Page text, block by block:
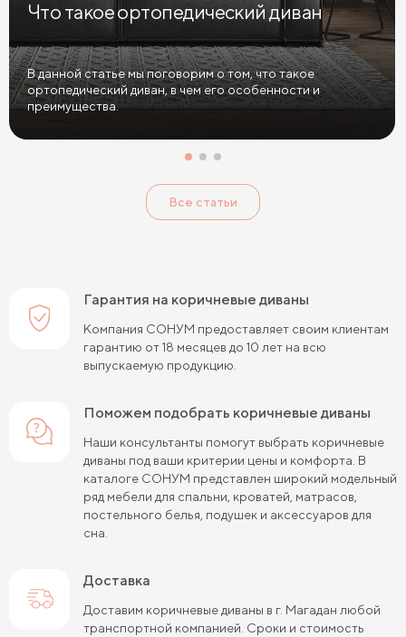
Диваны в спальню Диваны с подушками
Большие диваны Диваны софа Диваны из велюра
Диваны антикоготь
Что такое ортопедический диван
В данной статье мы поговорим о том, что такое
ортопедический диван, в чем его особенности и
преимущества.
Все статьи
Гарантия на коричневые диваны
Компания СОНУМ предоставляет своим клиентам
гарантию от 18 месяцев до 10 лет на всю
выпускаемую продукцию.
Поможем подобрать коричневые диваны
Наши консультанты помогут выбрать коричневые
диваны под ваши критерии цены и комфорта. В
каталоге СОНУМ представлен широкий модельный
ряд мебели для спальни, кроватей, матрасов,
постельного белья, подушек и аксессуаров для
сна.
Доставка
Доставим коричневые диваны в г. Магадан любой
транспортной компанией. Сроки и стоимость